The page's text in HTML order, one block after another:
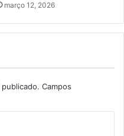
março 12, 2026
Campos